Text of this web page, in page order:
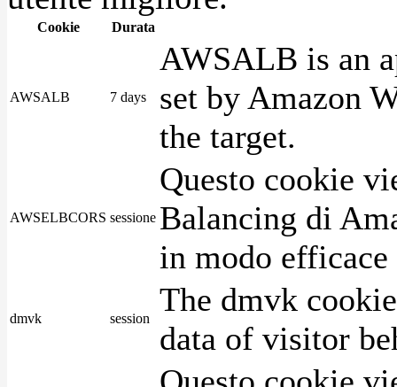
Cookie Durata
AWSALB 7 days
AWSALB is an
set by Amazon
the target.
AWSELBCORS sessione
Questo cookie
Balancing di
in modo
dmvk session
The dmvk
data of visitor